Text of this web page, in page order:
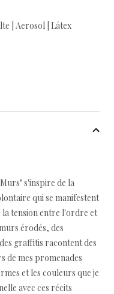
| Aerosol | Látex
s'inspire de la
qui se manifestent
la tension entre l'ordre et
érodés, des
graffitis racontent des
de mes promenades
et les couleurs que je
avec ces récits